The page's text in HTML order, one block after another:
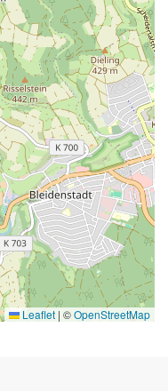
Leaflet | ©OpenStreetMap